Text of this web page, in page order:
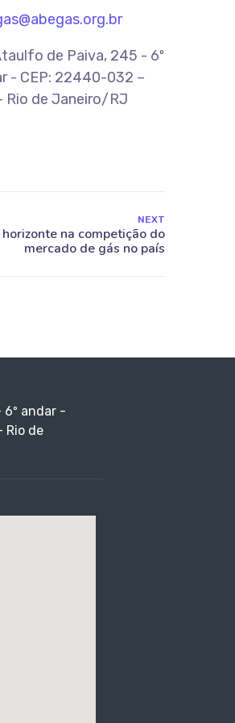
de Paiva, 245 - 6º
- CEP: 22440-032 –
Rio de Janeiro/RJ
NEXT
andar -
Rio de